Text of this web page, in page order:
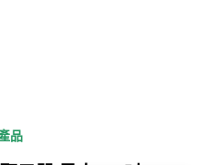
品